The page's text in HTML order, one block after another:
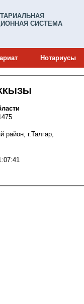
СИСТЕМА
Нотариусы
19021475
11:07:41